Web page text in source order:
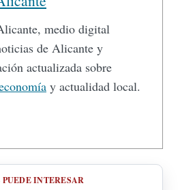
medio digital
de Alicante y
actualizada sobre
y actualidad local.
INTERESAR